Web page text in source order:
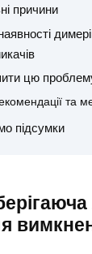
причини
цю
та
підсумки